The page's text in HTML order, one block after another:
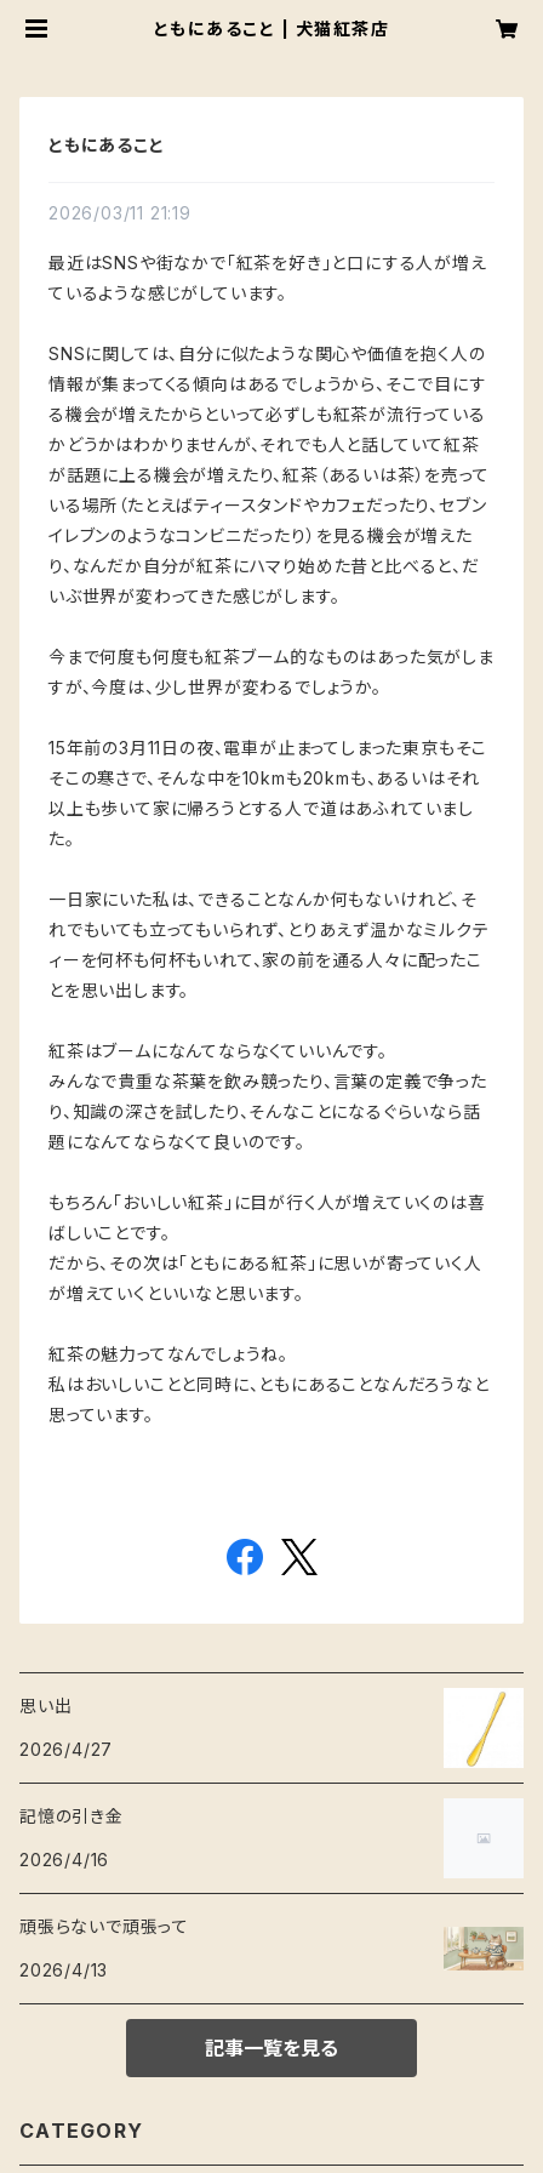
ともにあること | 犬猫紅茶店
ともにあること
2026/03/11 21:19
最近はSNSや街なかで「紅茶を好き」と口にする人が増え
ているような感じがしています。
SNSに関しては、自分に似たような関心や価値を抱く人の
情報が集まってくる傾向はあるでしょうから、そこで目にす
る機会が増えたからといって必ずしも紅茶が流行っている
かどうかはわかりませんが、それでも人と話していて紅茶
が話題に上る機会が増えたり、紅茶（あるいは茶）を売って
いる場所（たとえばティースタンドやカフェだったり、セブン
イレブンのようなコンビニだったり）を見る機会が増えた
り、なんだか自分が紅茶にハマり始めた昔と比べると、だ
いぶ世界が変わってきた感じがします。
今まで何度も何度も紅茶ブーム的なものはあった気がしま
すが、今度は、少し世界が変わるでしょうか。
15年前の3月11日の夜、電車が止まってしまった東京もそこ
そこの寒さで、そんな中を10kmも20kmも、あるいはそれ
以上も歩いて家に帰ろうとする人で道はあふれていまし
た。
一日家にいた私は、できることなんか何もないけれど、そ
れでもいても立ってもいられず、とりあえず温かなミルクテ
ィーを何杯も何杯もいれて、家の前を通る人々に配ったこ
とを思い出します。
紅茶はブームになんてならなくていいんです。
みんなで貴重な茶葉を飲み競ったり、言葉の定義で争った
り、知識の深さを試したり、そんなことになるぐらいなら話
題になんてならなくて良いのです。
もちろん「おいしい紅茶」に目が行く人が増えていくのは喜
ばしいことです。
だから、その次は「ともにある紅茶」に思いが寄っていく人
が増えていくといいなと思います。
紅茶の魅力ってなんでしょうね。
私はおいしいことと同時に、ともにあることなんだろうなと
思っています。
思い出
2026/4/27
記憶の引き金
2026/4/16
頑張らないで頑張って
2026/4/13
記事一覧を見る
CATEGORY